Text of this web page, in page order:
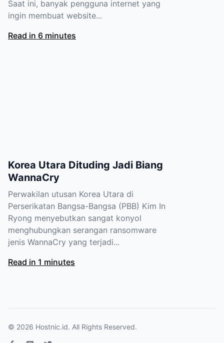
Saat ini, banyak pengguna internet yang
ingin membuat website...
Read in 6 minutes
Korea Utara Dituding Jadi Biang
WannaCry
Perwakilan utusan Korea Utara di
Perserikatan Bangsa-Bangsa (PBB) Kim In
Ryong menyebutkan sangat konyol
menghubungkan serangan ransomware
jenis WannaCry yang terjadi...
Read in 1 minutes
© 2026 Hostnic.id. All Rights Reserved.